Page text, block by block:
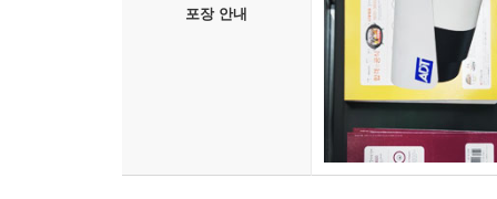
포장 안내